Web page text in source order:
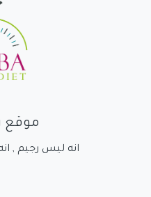
موقع
انه ليس رجيم ,